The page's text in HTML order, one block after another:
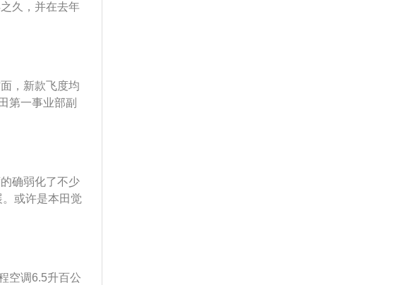
久，并在去年
上市；2、日
望达到接近4，
飞度确定会有
平均油耗达到3
耗表现从37.2k
，新款飞度均
第一事业部副
、并且明确表
动车。
确弱化了不少
或许是本田觉
就挺激进的飞
造型较为简
，新车C柱三
空调6.5升百公